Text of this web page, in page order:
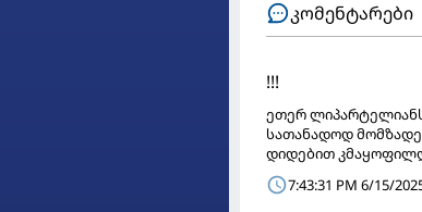
კომენტარები
!!!
ეთერ ლიპარტელიანს
სათანადოდ
დიდებით
7:43:31 PM 6/15/